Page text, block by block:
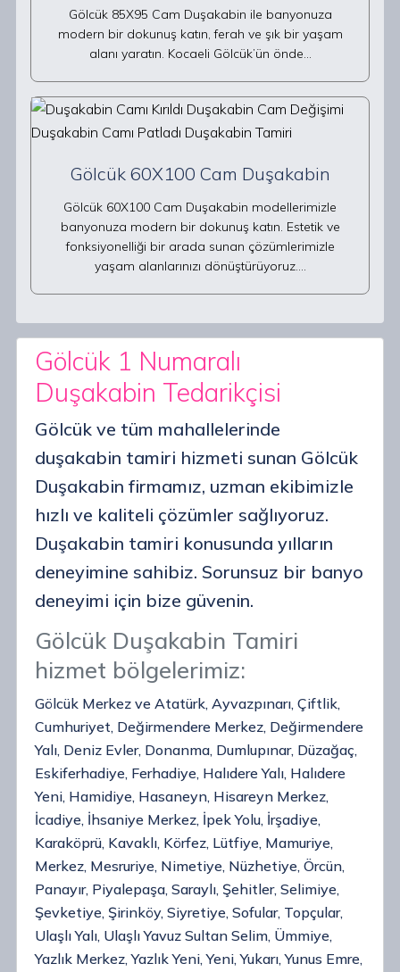
Gölcük 85X95 Cam Duşakabin ile banyonuza
modern bir dokunuş katın, ferah ve şık bir yaşam
alanı yaratın. Kocaeli Gölcük’ün önde…
Gölcük 60X100 Cam Duşakabin
Gölcük 60X100 Cam Duşakabin modellerimizle
banyonuza modern bir dokunuş katın. Estetik ve
fonksiyonelliği bir arada sunan çözümlerimizle
yaşam alanlarınızı dönüştürüyoruz.…
Gölcük 1 Numaralı
Duşakabin Tedarikçisi
Gölcük ve tüm mahallelerinde
duşakabin tamiri hizmeti sunan Gölcük
Duşakabin firmamız, uzman ekibimizle
hızlı ve kaliteli çözümler sağlıyoruz.
Duşakabin tamiri konusunda yılların
deneyimine sahibiz. Sorunsuz bir banyo
deneyimi için bize güvenin.
Gölcük Duşakabin Tamiri
hizmet bölgelerimiz:
Gölcük Merkez ve Atatürk, Ayvazpınarı, Çiftlik,
Cumhuriyet, Değirmendere Merkez, Değirmendere
Yalı, Deniz Evler, Donanma, Dumlupınar, Düzağaç,
Eskiferhadiye, Ferhadiye, Halıdere Yalı, Halıdere
Yeni, Hamidiye, Hasaneyn, Hisareyn Merkez,
İcadiye, İhsaniye Merkez, İpek Yolu, İrşadiye,
Karaköprü, Kavaklı, Körfez, Lütfiye, Mamuriye,
Merkez, Mesruriye, Nimetiye, Nüzhetiye, Örcün,
Panayır, Piyalepaşa, Saraylı, Şehitler, Selimiye,
Şevketiye, Şirinköy, Siyretiye, Sofular, Topçular,
Ulaşlı Yalı, Ulaşlı Yavuz Sultan Selim, Ümmiye,
Yazlık Merkez, Yazlık Yeni, Yeni, Yukarı, Yunus Emre,